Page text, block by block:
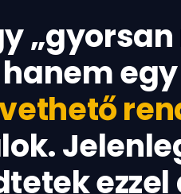
egy
ezzel